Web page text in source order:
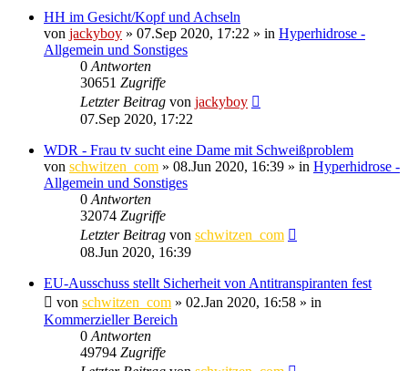
HH im Gesicht/Kopf und Achseln
von jackyboy » 07.Sep 2020, 17:22 » in Hyperhidrose -
Allgemein und Sonstiges
0 Antworten
30651 Zugriffe
Letzter Beitrag von jackyboy
07.Sep 2020, 17:22
WDR - Frau tv sucht eine Dame mit Schweißproblem
von schwitzen_com » 08.Jun 2020, 16:39 » in Hyperhidrose -
Allgemein und Sonstiges
0 Antworten
32074 Zugriffe
Letzter Beitrag von schwitzen_com
08.Jun 2020, 16:39
EU-Ausschuss stellt Sicherheit von Antitranspiranten fest
von schwitzen_com » 02.Jan 2020, 16:58 » in
Kommerzieller Bereich
0 Antworten
49794 Zugriffe